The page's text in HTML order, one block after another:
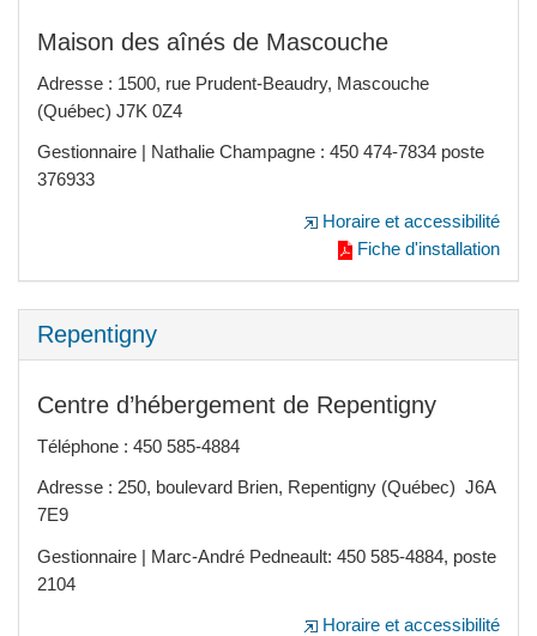
Maison des aînés de Mascouche
Adresse : 1500, rue Prudent-Beaudry, Mascouche
(Québec) J7K 0Z4
Gestionnaire | Nathalie Champagne : 450 474-7834 poste
376933
Horaire et accessibilité
Fiche d'installation
Repentigny
Centre d’hébergement de Repentigny
Téléphone : 450 585-4884
Adresse : 250, boulevard Brien, Repentigny (Québec) J6A
7E9
Gestionnaire | Marc-André Pedneault: 450 585-4884, poste
2104
Horaire et accessibilité